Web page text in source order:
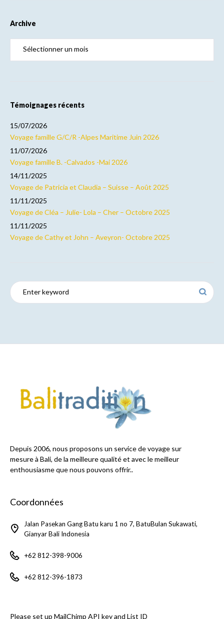
Archive
Témoignages récents
Voyage famille G/C/R -Alpes Maritime Juin 2026
15/07/2026
Voyage famille B. -Calvados -Mai 2026
11/07/2026
Voyage de Patricia et Claudia – Suisse – Août 2025
14/11/2025
Voyage de Cléa – Julie- Lola – Cher – Octobre 2025
11/11/2025
Voyage de Cathy et John – Aveyron- Octobre 2025
11/11/2025
Depuis 2006, nous proposons un service de voyage sur
mesure à Bali, de la meilleure qualité et avec le meilleur
enthousiasme que nous pouvons offrir..
Coordonnées
Jalan Pasekan Gang Batu karu 1 no 7, BatuBulan Sukawati,
Gianyar Bali Indonesia
+62 812-398-9006
+62 812-396-1873
Please set up MailChimp API key and List ID